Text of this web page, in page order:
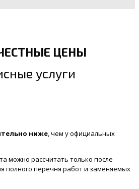
ЦЕНЫ
услуги
ниже , чем у официальных
можно рассчитать только после
полного перечня работ и заменяемых